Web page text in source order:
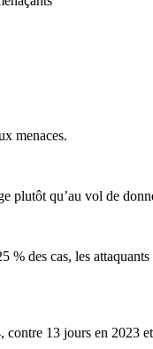
menaces.
plutôt qu’au vol de
% des cas, les
contre 13 jours en 2023